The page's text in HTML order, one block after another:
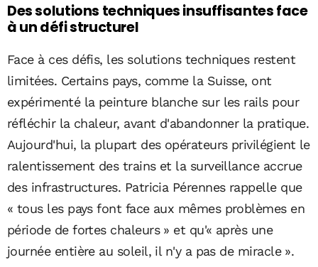
Des solutions techniques insuffisantes face
à un défi structurel
Face à ces défis, les solutions techniques restent
limitées. Certains pays, comme la Suisse, ont
expérimenté la peinture blanche sur les rails pour
réfléchir la chaleur, avant d'abandonner la pratique.
Aujourd'hui, la plupart des opérateurs privilégient le
ralentissement des trains et la surveillance accrue
des infrastructures. Patricia Pérennes rappelle que
« tous les pays font face aux mêmes problèmes en
période de fortes chaleurs » et qu'« après une
journée entière au soleil, il n'y a pas de miracle ».